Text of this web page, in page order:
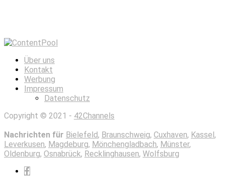
Über uns
Kontakt
Werbung
Impressum
Datenschutz
Copyright © 2021 - 42Channels
Nachrichten für Bielefeld, Braunschweig, Cuxhaven, Kassel,
Leverkusen, Magdeburg, Mönchengladbach, Münster,
Oldenburg, Osnabrück, Recklinghausen, Wolfsburg